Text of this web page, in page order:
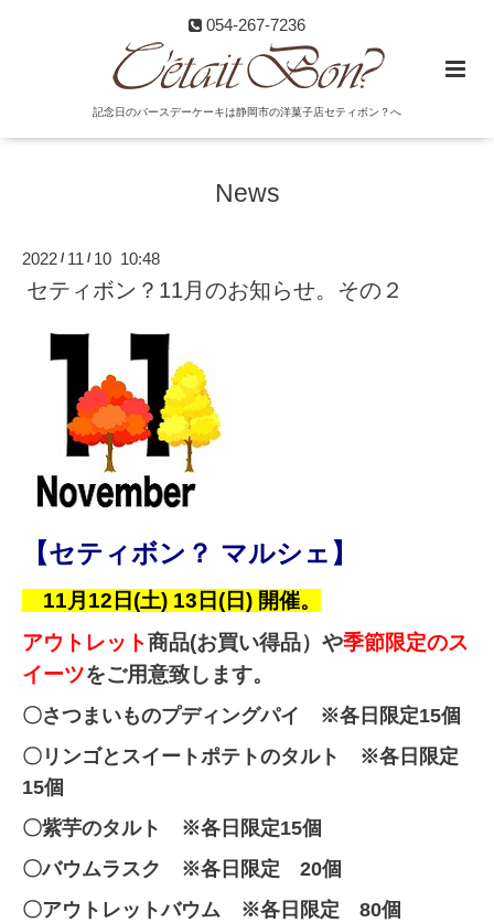
054-267-7236
記念日のバースデーケーキは静岡市の洋菓子店セティボン？へ
News
2022 / 11 / 10 10:48
セティボン？11月のお知らせ。その２
【セティボン？ マルシェ】
11月12日(土) 13日(日) 開催。
アウトレット商品(お買い得品）や季節限定のス
イーツをご用意致します。
〇さつまいものプディングパイ ※各日限定15個
〇リンゴとスイートポテトのタルト ※各日限定
15個
〇紫芋のタルト ※各日限定15個
〇バウムラスク ※各日限定 20個
〇アウトレットバウム ※各日限定 80個